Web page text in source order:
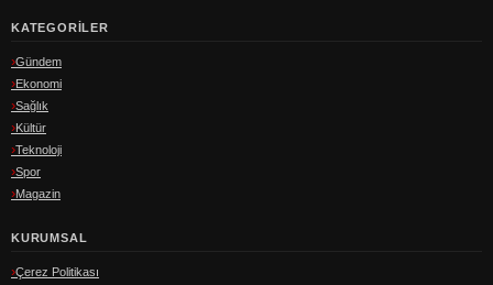
KATEGORILER
Gündem
Ekonomi
Sağlık
Kültür
Teknoloji
Spor
Magazin
KURUMSAL
Çerez Politikası